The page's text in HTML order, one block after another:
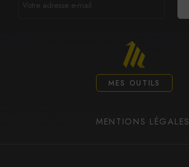
ADRESSE
MES OUTILS
MENTIONS LÉGALES